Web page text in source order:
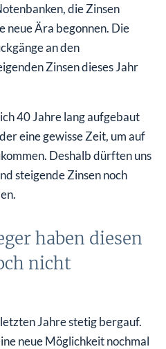
die Zinsen
neue Ära begonnen. Die
an den
Zinsen dieses Jahr
40 Jahre lang aufgebaut
eine gewisse Zeit, um auf
Deshalb dürften uns
steigende Zinsen noch
haben diesen
nicht
Jahre stetig bergauf.
neue Möglichkeit nochmal